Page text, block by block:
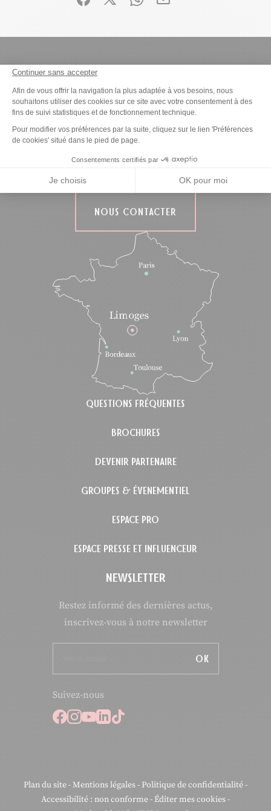
Continuer sans accepter
Plateforme de Gestion du
Afin de vous offrir la navigation la plus adaptée à vos besoins, nous
souhaitons utiliser des cookies sur ce site avec votre consentement à des
fins de suivi statistiques et de fonctionnement technique.
Pour modifier vos préférences par la suite, cliquez sur le lien 'Préférences
de cookies' situé dans le pied de page.
Consentements certifiés par
Je choisis OK pour moi
Axeptio consent
Partager sur Facebook (nouvelle fenêtre)
Partager sur X / Twitter (nouvelle
Partager sur WhatsApp
Partager par mail
OFFICE DE TOURISME DE
LIMOGES MÉTROPOLE
12 boulevard de fleurus
87000 Limoges
NOUS CONTACTER
QUESTIONS FRÉQUENTES
BROCHURES
DEVENIR PARTENAIRE
GROUPES & ÉVENEMENTIEL
ESPACE PRO
ESPACE PRESSE ET INFLUENCEUR
NEWSLETTER
Restez informé des dernières actus,
inscrivez-vous à notre newsletter
OK
Suivez-nous
Suivez-nous sur Facebook
Suivez-nous sur Instagram
Suivez-nous sur Youtube
Suivez-nous sur
Suivez-nous sur Tiktok
Plan du site-Mentions légales- Politique de confidentialité-
Accessibilité : non conforme- Éditer mes cookies-